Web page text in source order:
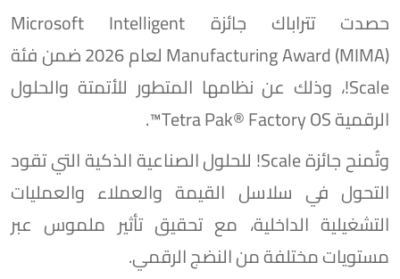
حصدت تتراباك جائزة Microsoft Intelligent
Manufacturing Award (MIMA) لعام 2026 ضمن فئة
Scale!، وذلك عن نظامها المتطور للأتمتة والحلول
الرقمية Tetra Pak®️ Factory OS™️.
وتُمنح جائزة Scale! للحلول الصناعية الذكية التي تقود
التحول في سلاسل القيمة والعملاء والعمليات
التشغيلية الداخلية، مع تحقيق تأثير ملموس عبر
مستويات مختلفة من النضج الرقمي.